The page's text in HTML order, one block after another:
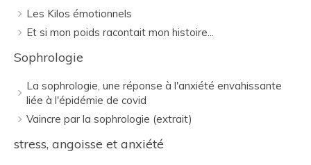
Les Kilos émotionnels
Et si mon poids racontait mon histoire...
Sophrologie
La sophrologie, une réponse à l'anxiété envahissante
liée à l'épidémie de covid
Vaincre par la sophrologie (extrait)
stress, angoisse et anxiété